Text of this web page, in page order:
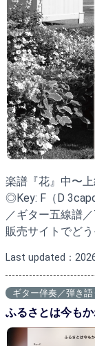
楽譜『花』中〜
◎Key: F（D
／ギター五線譜
販売サイトでど
Last updated：
ギター伴奏／弾き
ふるさとは今も